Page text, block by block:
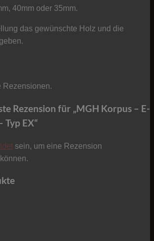
40mm oder 35mm.
das gewünschte Holz und die
Rezensionen.
Rezension für „MGH Korpus – E-
Typ EX“
sein, um eine Rezension